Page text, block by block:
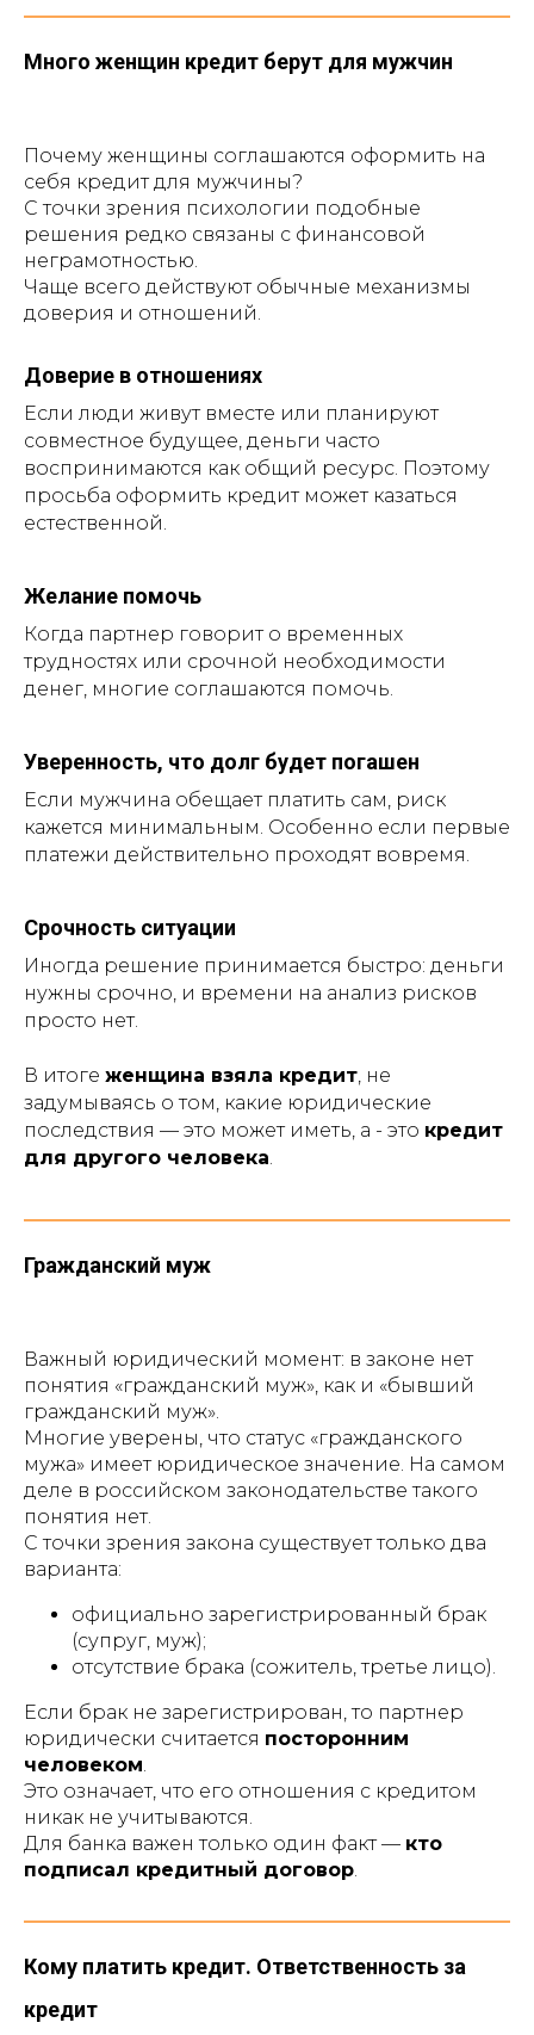
Много женщин кредит берут для мужчин
Почему женщины соглашаются оформить на
себя кредит для мужчины?
С точки зрения психологии подобные
решения редко связаны с финансовой
неграмотностью.
Чаще всего действуют обычные механизмы
доверия и отношений.
Доверие в отношениях
Если люди живут вместе или планируют
совместное будущее, деньги часто
воспринимаются как общий ресурс. Поэтому
просьба оформить кредит может казаться
естественной.
Желание помочь
Когда партнер говорит о временных
трудностях или срочной необходимости
денег, многие соглашаются помочь.
Уверенность, что долг будет погашен
Если мужчина обещает платить сам, риск
кажется минимальным. Особенно если первые
платежи действительно проходят вовремя.
Срочность ситуации
Иногда решение принимается быстро: деньги
нужны срочно, и времени на анализ рисков
просто нет.
В итоге женщина взяла кредит, не
задумываясь о том, какие юридические
последствия — это может иметь, а - это кредит
для другого человека.
Гражданский муж
Важный юридический момент: в законе нет
понятия «гражданский муж», как и «бывший
гражданский муж».
Многие уверены, что статус «гражданского
мужа» имеет юридическое значение. На самом
деле в российском законодательстве такого
понятия нет.
С точки зрения закона существует только два
варианта:
официально зарегистрированный брак
(супруг, муж);
отсутствие брака (сожитель, третье лицо).
Если брак не зарегистрирован, то партнер
юридически считается посторонним
человеком.
Это означает, что его отношения с кредитом
никак не учитываются.
Для банка важен только один факт — кто
подписал кредитный договор.
Кому платить кредит. Ответственность за
кредит